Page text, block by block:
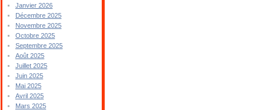
Janvier 2026
Décembre 2025
Novembre 2025
Octobre 2025
Septembre 2025
Août 2025
Juillet 2025
Juin 2025
Mai 2025
Avril 2025
Mars 2025